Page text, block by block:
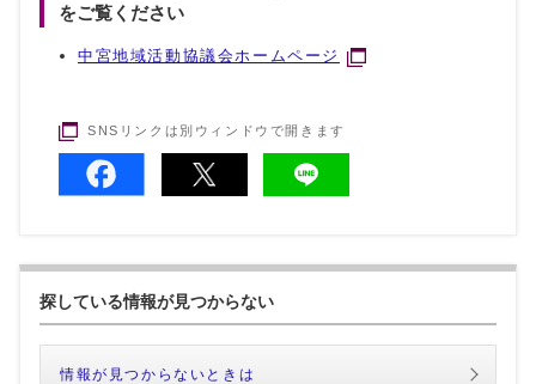
をご覧ください
中宮地域活動協議会ホームページ
SNSリンクは別ウィンドウで開きます
探している情報が見つからない
情報が見つからないときは